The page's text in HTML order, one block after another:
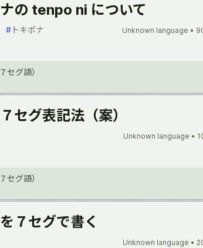
の tenpo ni について
# トキポナ Unknown language •
セグ語）
セグ表記法（案）
Unknown language •
セグ語）
７セグで書く
Unknown language •